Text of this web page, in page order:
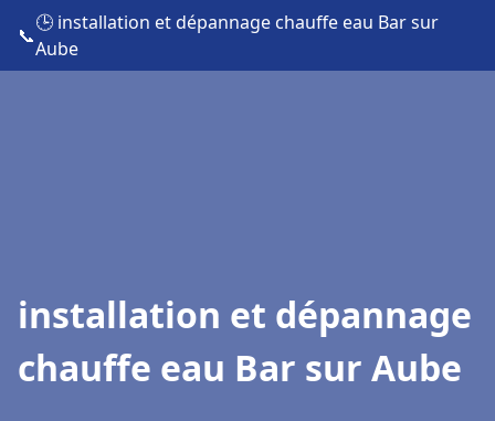
📞
🕒 installation et dépannage chauffe eau Bar sur
Aube
installation et dépannage
chauffe eau Bar sur Aube